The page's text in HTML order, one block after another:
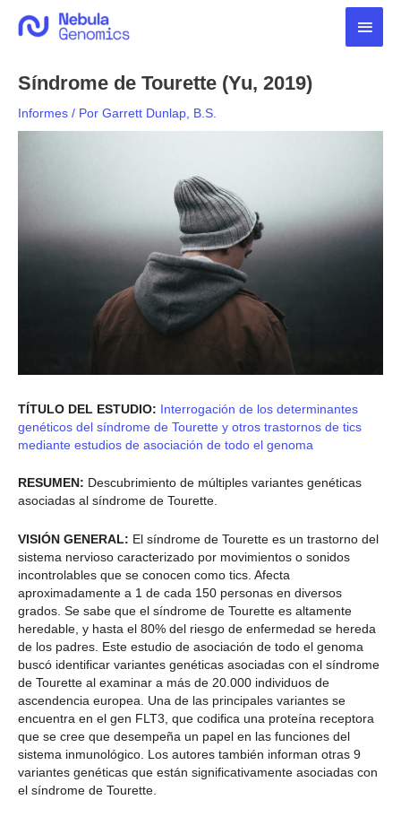
Síndrome de Tourette (Yu, 2019)
Informes / Por Garrett Dunlap, B.S.
TÍTULO DEL ESTUDIO: Interrogación de los determinantes
genéticos del síndrome de Tourette y otros trastornos de tics
mediante estudios de asociación de todo el genoma
RESUMEN: Descubrimiento de múltiples variantes genéticas
asociadas al síndrome de Tourette.
VISIÓN GENERAL: El síndrome de Tourette es un trastorno del
sistema nervioso caracterizado por movimientos o sonidos
incontrolables que se conocen como tics. Afecta
aproximadamente a 1 de cada 150 personas en diversos
grados. Se sabe que el síndrome de Tourette es altamente
heredable, y hasta el 80% del riesgo de enfermedad se hereda
de los padres. Este estudio de asociación de todo el genoma
buscó identificar variantes genéticas asociadas con el síndrome
de Tourette al examinar a más de 20.000 individuos de
ascendencia europea. Una de las principales variantes se
encuentra en el gen FLT3, que codifica una proteína receptora
que se cree que desempeña un papel en las funciones del
sistema inmunológico. Los autores también informan otras 9
variantes genéticas que están significativamente asociadas con
el síndrome de Tourette.